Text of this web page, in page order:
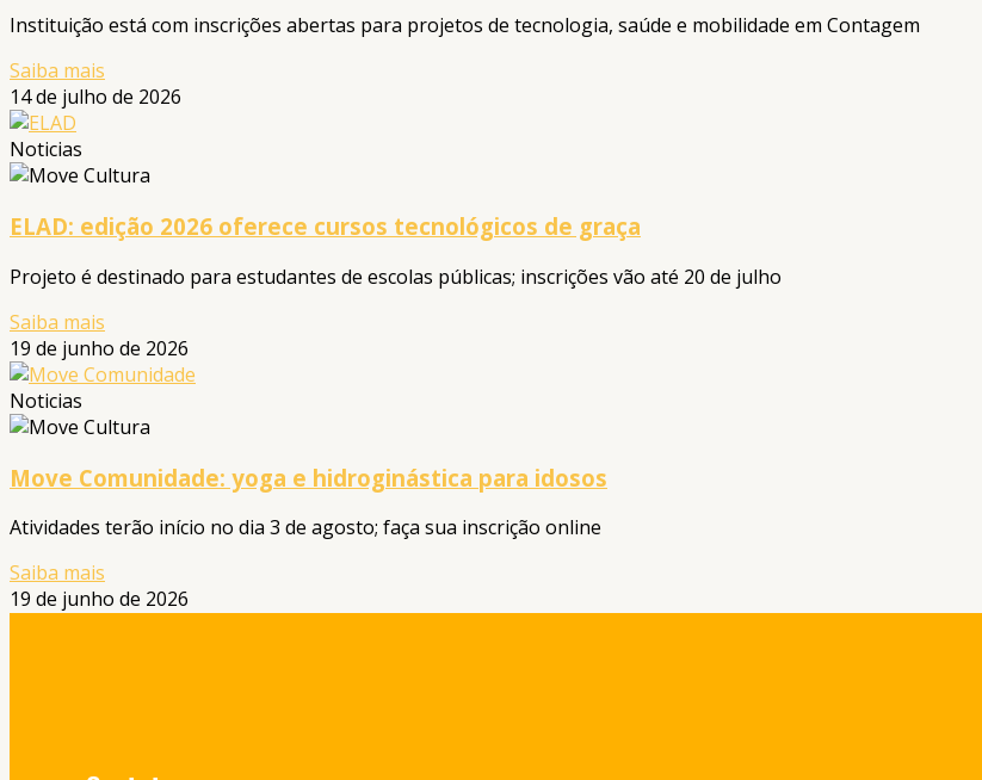
Instituição está com inscrições abertas para projetos de tecnologia, saúde e mobilidade em Contagem
Saiba mais
14 de julho de 2026
Noticias
ELAD: edição 2026 oferece cursos tecnológicos de graça
Projeto é destinado para estudantes de escolas públicas; inscrições vão até 20 de julho
Saiba mais
19 de junho de 2026
Noticias
Move Comunidade: yoga e hidroginástica para idosos
Atividades terão início no dia 3 de agosto; faça sua inscrição online
Saiba mais
19 de junho de 2026